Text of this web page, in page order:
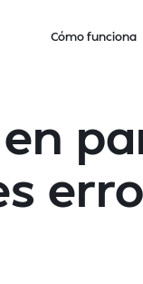
Cómo funciona